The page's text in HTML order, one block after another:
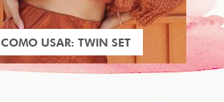
COMO USAR: TWIN SET